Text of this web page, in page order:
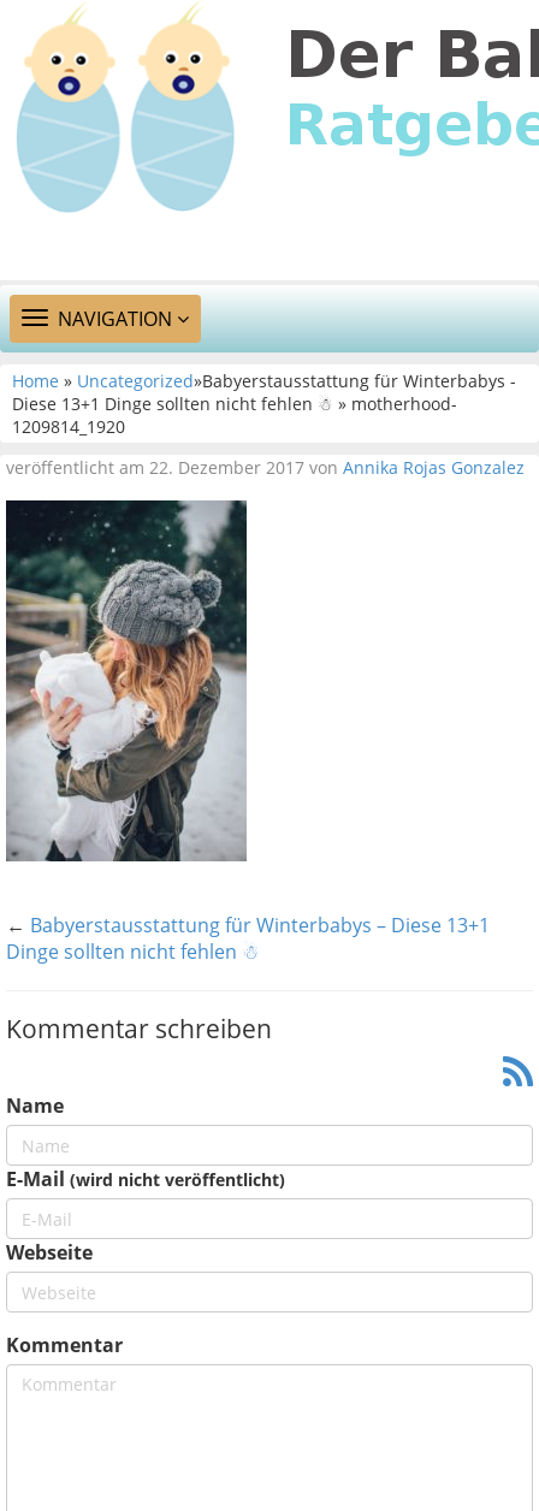
TOGGLE
NAVIGATION
NAVIGATION
Home » Uncategorized»Babyerstausstattung für Winterbabys -
Diese 13+1 Dinge sollten nicht fehlen ☃ » motherhood-
1209814_1920
veröffentlicht am 22. Dezember 2017 von Annika Rojas Gonzalez
← Babyerstausstattung für Winterbabys – Diese 13+1
Dinge sollten nicht fehlen ☃
Kommentar schreiben
Name
E-Mail (wird nicht veröffentlicht)
Webseite
Kommentar